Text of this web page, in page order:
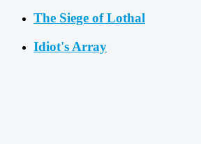
The Siege of Lothal
Idiot's Array